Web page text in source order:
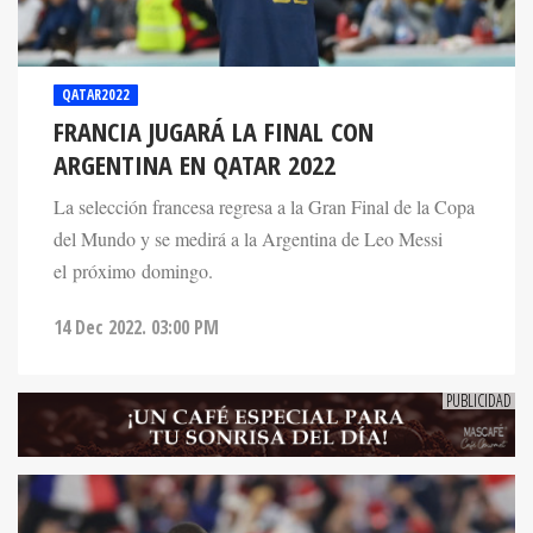
QATAR2022
FRANCIA JUGARÁ LA FINAL CON
ARGENTINA EN QATAR 2022
La selección francesa regresa a la Gran Final de la Copa
del Mundo y se medirá a la Argentina de Leo Messi
el próximo domingo.
14 Dec 2022. 03:00 PM